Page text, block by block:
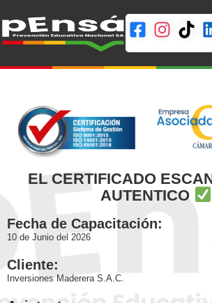
EL CERTIFICADO
AUTENTICO
Fecha de Capacitación:
10 de Junio del 2026
Cliente:
Inversiones Maderera S.A.C.